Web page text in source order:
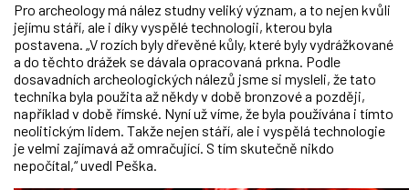
Pro archeology má nález studny veliký význam, a to nejen kvůli
jejímu stáří, ale i díky vyspělé technologii, kterou byla
postavena. „V rozích byly dřevěné kůly, které byly vydrážkované
a do těchto drážek se dávala opracovaná prkna. Podle
dosavadních archeologických nálezů jsme si mysleli, že tato
technika byla použita až někdy v době bronzové a později,
například v době římské. Nyní už víme, že byla používána i tímto
neolitickým lidem. Takže nejen stáří, ale i vyspělá technologie
je velmi zajímavá až omračující. S tím skutečně nikdo
nepočítal,“ uvedl Peška.